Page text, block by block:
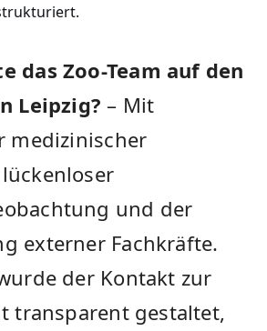
das Zoo-Team auf den
Leipzig? – Mit
medizinischer
und der
externer Fachkräfte.
der Kontakt zur
transparent gestaltet,